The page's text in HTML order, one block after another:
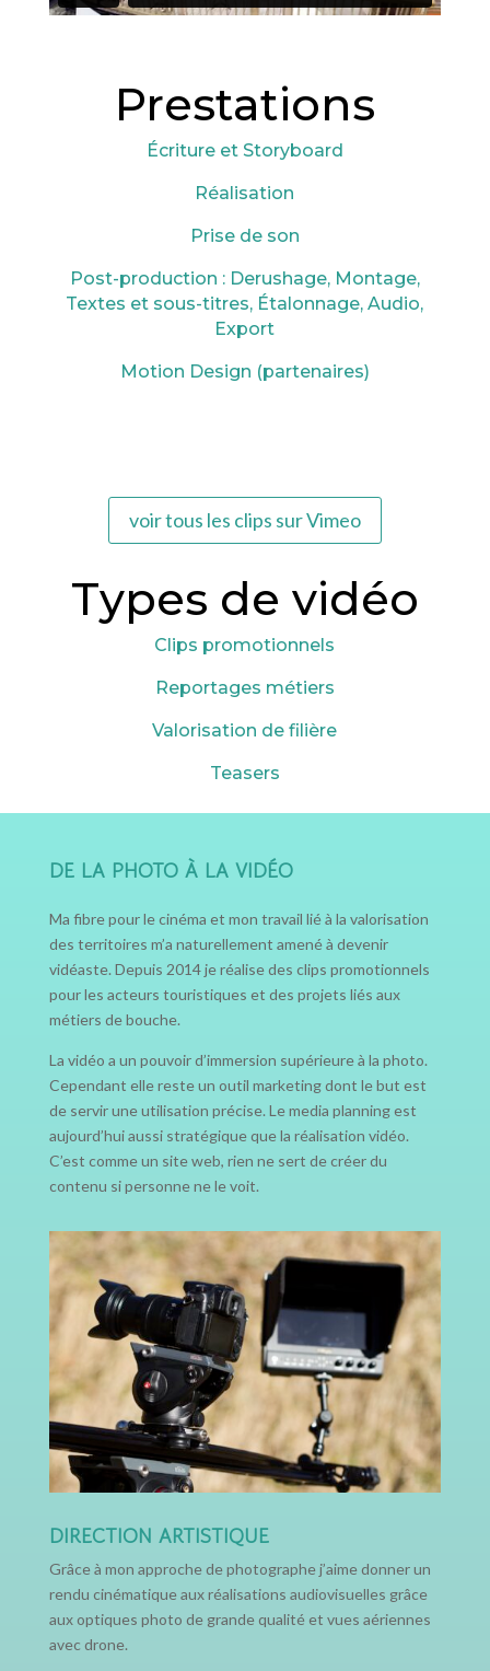
Prestations
Écriture et Storyboard
Réalisation
Prise de son
Post-production : Derushage, Montage,
Textes et sous-titres, Étalonnage, Audio,
Export
Motion Design (partenaires)
voir tous les clips sur Vimeo
Types de vidéo
Clips promotionnels
Reportages métiers
Valorisation de filière
Teasers
DE LA PHOTO À LA VIDÉO
Ma fibre pour le cinéma et mon travail lié à la valorisation
des territoires m’a naturellement amené à devenir
vidéaste. Depuis 2014 je réalise des clips promotionnels
pour les acteurs touristiques et des projets liés aux
métiers de bouche.
La vidéo a un pouvoir d’immersion supérieure à la photo.
Cependant elle reste un outil marketing dont le but est
de servir une utilisation précise. Le media planning est
aujourd’hui aussi stratégique que la réalisation vidéo.
C’est comme un site web, rien ne sert de créer du
contenu si personne ne le voit.
DIRECTION ARTISTIQUE
Grâce à mon approche de photographe j’aime donner un
rendu cinématique aux réalisations audiovisuelles grâce
aux optiques photo de grande qualité et vues aériennes
avec drone.